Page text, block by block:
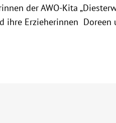
der AWO-Kita
ihre Erzieherinnen Doreen